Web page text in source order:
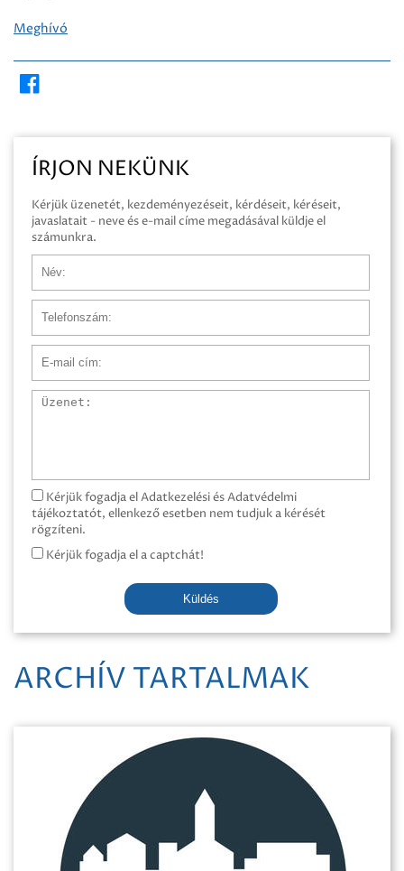
Meghívó
ÍRJON NEKÜNK
Kérjük üzenetét, kezdeményezéseit, kérdéseit, kéréseit,
javaslatait - neve és e-mail címe megadásával küldje el
számunkra.
Név
Telefonszám
E-mail cím
Üzenet
Kérjük fogadja el Adatkezelési és Adatvédelmi
tájékoztatót, ellenkező esetben nem tudjuk a kérését
rögzíteni.
Kérjük fogadja el a captchát!
Küldés
ARCHÍV TARTALMAK